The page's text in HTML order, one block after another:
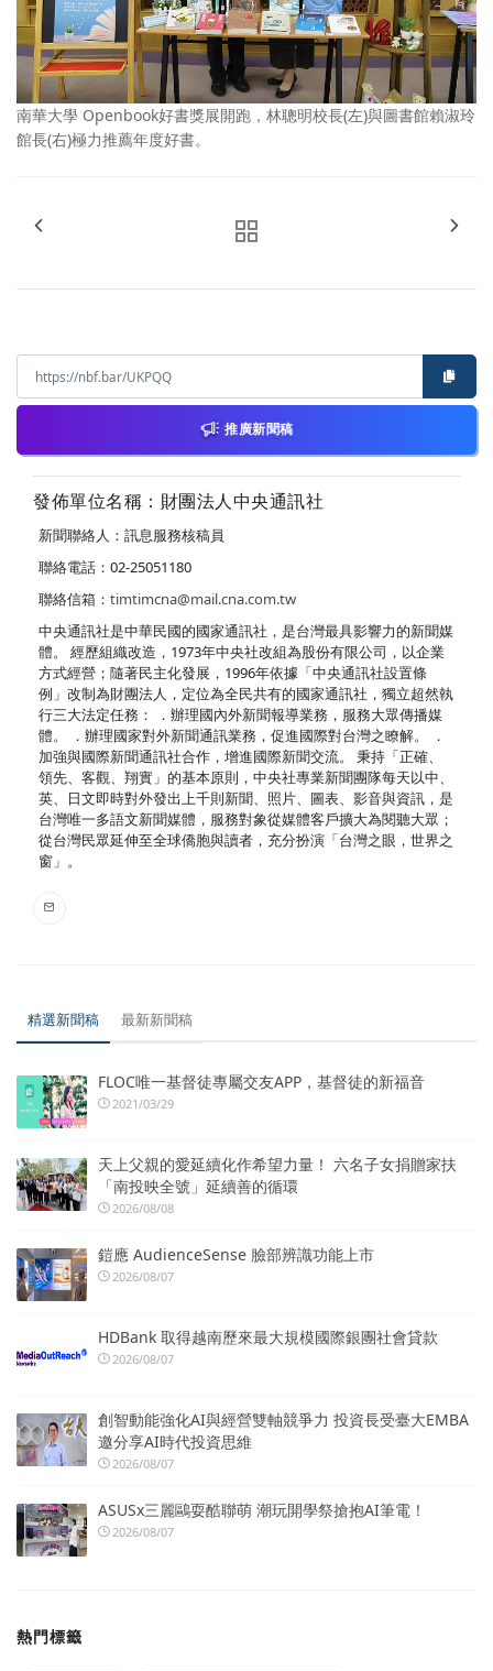
南華大學 Openbook好書獎展開跑，林聰明校長(左)與圖書館賴淑玲
館長(右)極力推薦年度好書。
推廣新聞稿
發佈單位名稱：財團法人中央通訊社
新聞聯絡人：訊息服務核稿員
聯絡電話：02-25051180
聯絡信箱： timtimcna@mail.cna.com.tw
中央通訊社是中華民國的國家通訊社，是台灣最具影響力的新聞媒
體。 經歷組織改造，1973年中央社改組為股份有限公司，以企業
方式經營；隨著民主化發展，1996年依據「中央通訊社設置條
例」改制為財團法人，定位為全民共有的國家通訊社，獨立超然執
行三大法定任務： ．辦理國內外新聞報導業務，服務大眾傳播媒
體。 ．辦理國家對外新聞通訊業務，促進國際對台灣之瞭解。 ．
加強與國際新聞通訊社合作，增進國際新聞交流。 秉持「正確、
領先、客觀、翔實」的基本原則，中央社專業新聞團隊每天以中、
英、日文即時對外發出上千則新聞、照片、圖表、影音與資訊，是
台灣唯一多語文新聞媒體，服務對象從媒體客戶擴大為閱聽大眾；
從台灣民眾延伸至全球僑胞與讀者，充分扮演「台灣之眼，世界之
窗」。
精選新聞稿 最新新聞稿
FLOC唯一基督徒專屬交友APP，基督徒的新福音
2021/03/29
天上父親的愛延續化作希望力量！ 六名子女捐贈家扶
「南投映全號」延續善的循環
2026/08/08
鎧應 AudienceSense 臉部辨識功能上市
2026/08/07
HDBank 取得越南歷來最大規模國際銀團社會貸款
2026/08/07
創智動能強化AI與經營雙軸競爭力 投資長受臺大EMBA
邀分享AI時代投資思維
2026/08/07
ASUSx三麗鷗耍酷聯萌 潮玩開學祭搶抱AI筆電！
2026/08/07
熱門標籤